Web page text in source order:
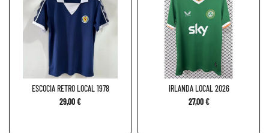
ESCOCIA RETRO LOCAL 1978
29,00 €
IRLANDA LOCAL 2026
27,00 €